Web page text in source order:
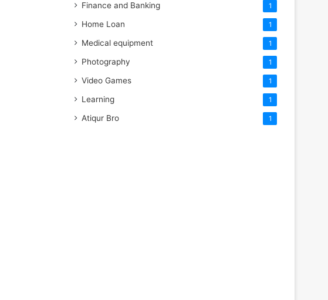
Finance and Banking 1
Home Loan 1
Medical equipment 1
Photography 1
Video Games 1
Learning 1
Atiqur Bro 1